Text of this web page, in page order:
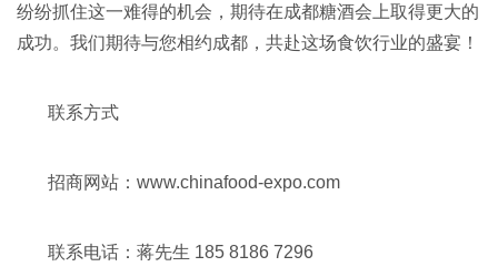
纷纷抓住这一难得的机会，期待在成都糖酒会上取得更大的
成功。我们期待与您相约成都，共赴这场食饮行业的盛宴！
联系方式
招商网站：www.chinafood-expo.com
联系电话：蒋先生 185 8186 7296